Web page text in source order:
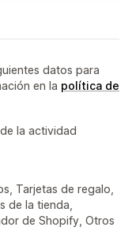
datos para
en la política de
la actividad
Tarjetas de regalo,
de la tienda,
de Shopify, Otros